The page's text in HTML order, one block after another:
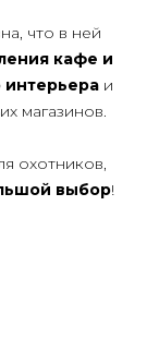
что в ней
кафе и
и
магазинов.
охотников,
выбор!